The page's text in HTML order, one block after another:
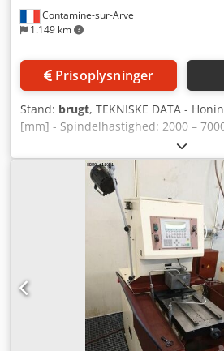
Contamine-sur-Arve
1.149 km
Prisoplysninger
Stand: brugt, TEKNISKE DATA -
[mm] - Spindelhastighed: 2000 –
Hovedspindelmotor: 100 [kW] -
Olietank med pumpe: 12 [l] - Vægt:
650 x 500 x 700 [mm] TILBEHØR -
Dcedpfx Ajug U D Hjndsk - Stel med